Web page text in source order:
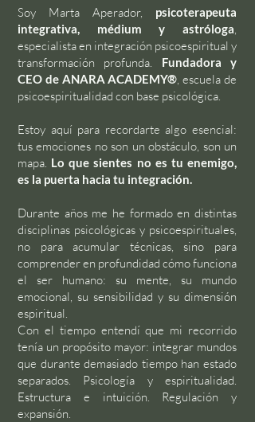
Soy Marta Aperador, psicoterapeuta
integrativa, médium y astróloga
especialista en integración psicoespiritual y
transformación profunda.
Fundadora y
CEO de ANARA ACADEMY® , escuela de
psicoespiritualidad con base psicológica.
Estoy aquí para recordarte algo esencial:
tus emociones no son un obstáculo, son un
mapa. Lo que sientes no es tu enemigo,
es la puerta hacia tu integración.
Durante años me he formado en distintas
disciplinas psicológicas y psicoespirituales,
no para acumular técnicas, sino para
comprender en profundidad cómo funciona
el ser humano: su mente, su mundo
emocional, su sensibilidad y su dimensión
espiritual.
Con el tiempo entendí que mi recorrido
tenía un propósito mayor: integrar mundos
que durante demasiado tiempo han estado
separados. Psicología y espiritualidad.
Estructura e intuición. Regulación y
expansión.